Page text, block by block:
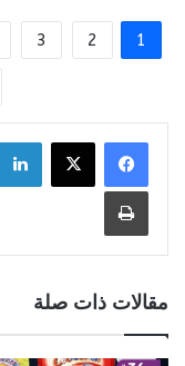
1
2
3
طباعة
مقالات ذات صلة